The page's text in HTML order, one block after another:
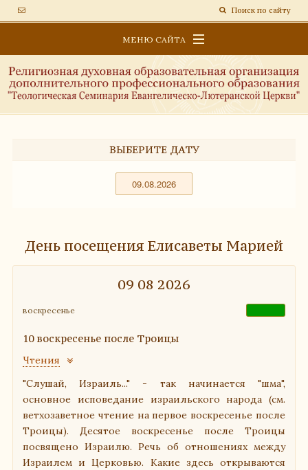
Поиск по сайту
МЕНЮ САЙТА
ОБРАЗОВАТЕЛЬНАЯ ПЛАТФОРМА
СВЕДЕНИЯ ОБ ОБРАЗОВАТЕЛЬНОЙ ОРГАНИЗАЦИИ
ВЫБЕРИТЕ ДАТУ
День посещения Елисаветы Марией
09 08 2026
воскресенье
10 воскресенье после Троицы
Чтения
"Слушай, Израиль..." - так начинается "шма",
основное исповедание израильского народа (см.
ветхозаветное чтение на первое воскресенье после
Троицы). Десятое воскресенье после Троицы
посвящено Израилю. Речь об отношениях между
Израилем и Церковью. Какие здесь открываются